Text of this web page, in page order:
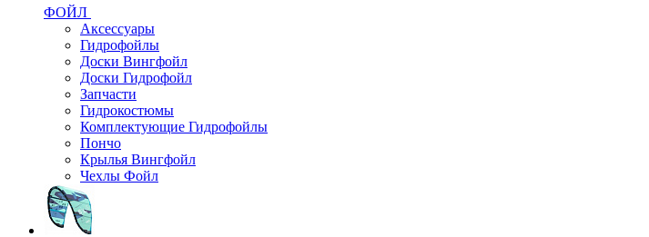
ФОЙЛ
Аксессуары
Гидрофойлы
Доски Вингфойл
Доски Гидрофойл
Запчасти
Гидрокостюмы
Комплектующие Гидрофойлы
Пончо
Крылья Вингфойл
Чехлы Фойл